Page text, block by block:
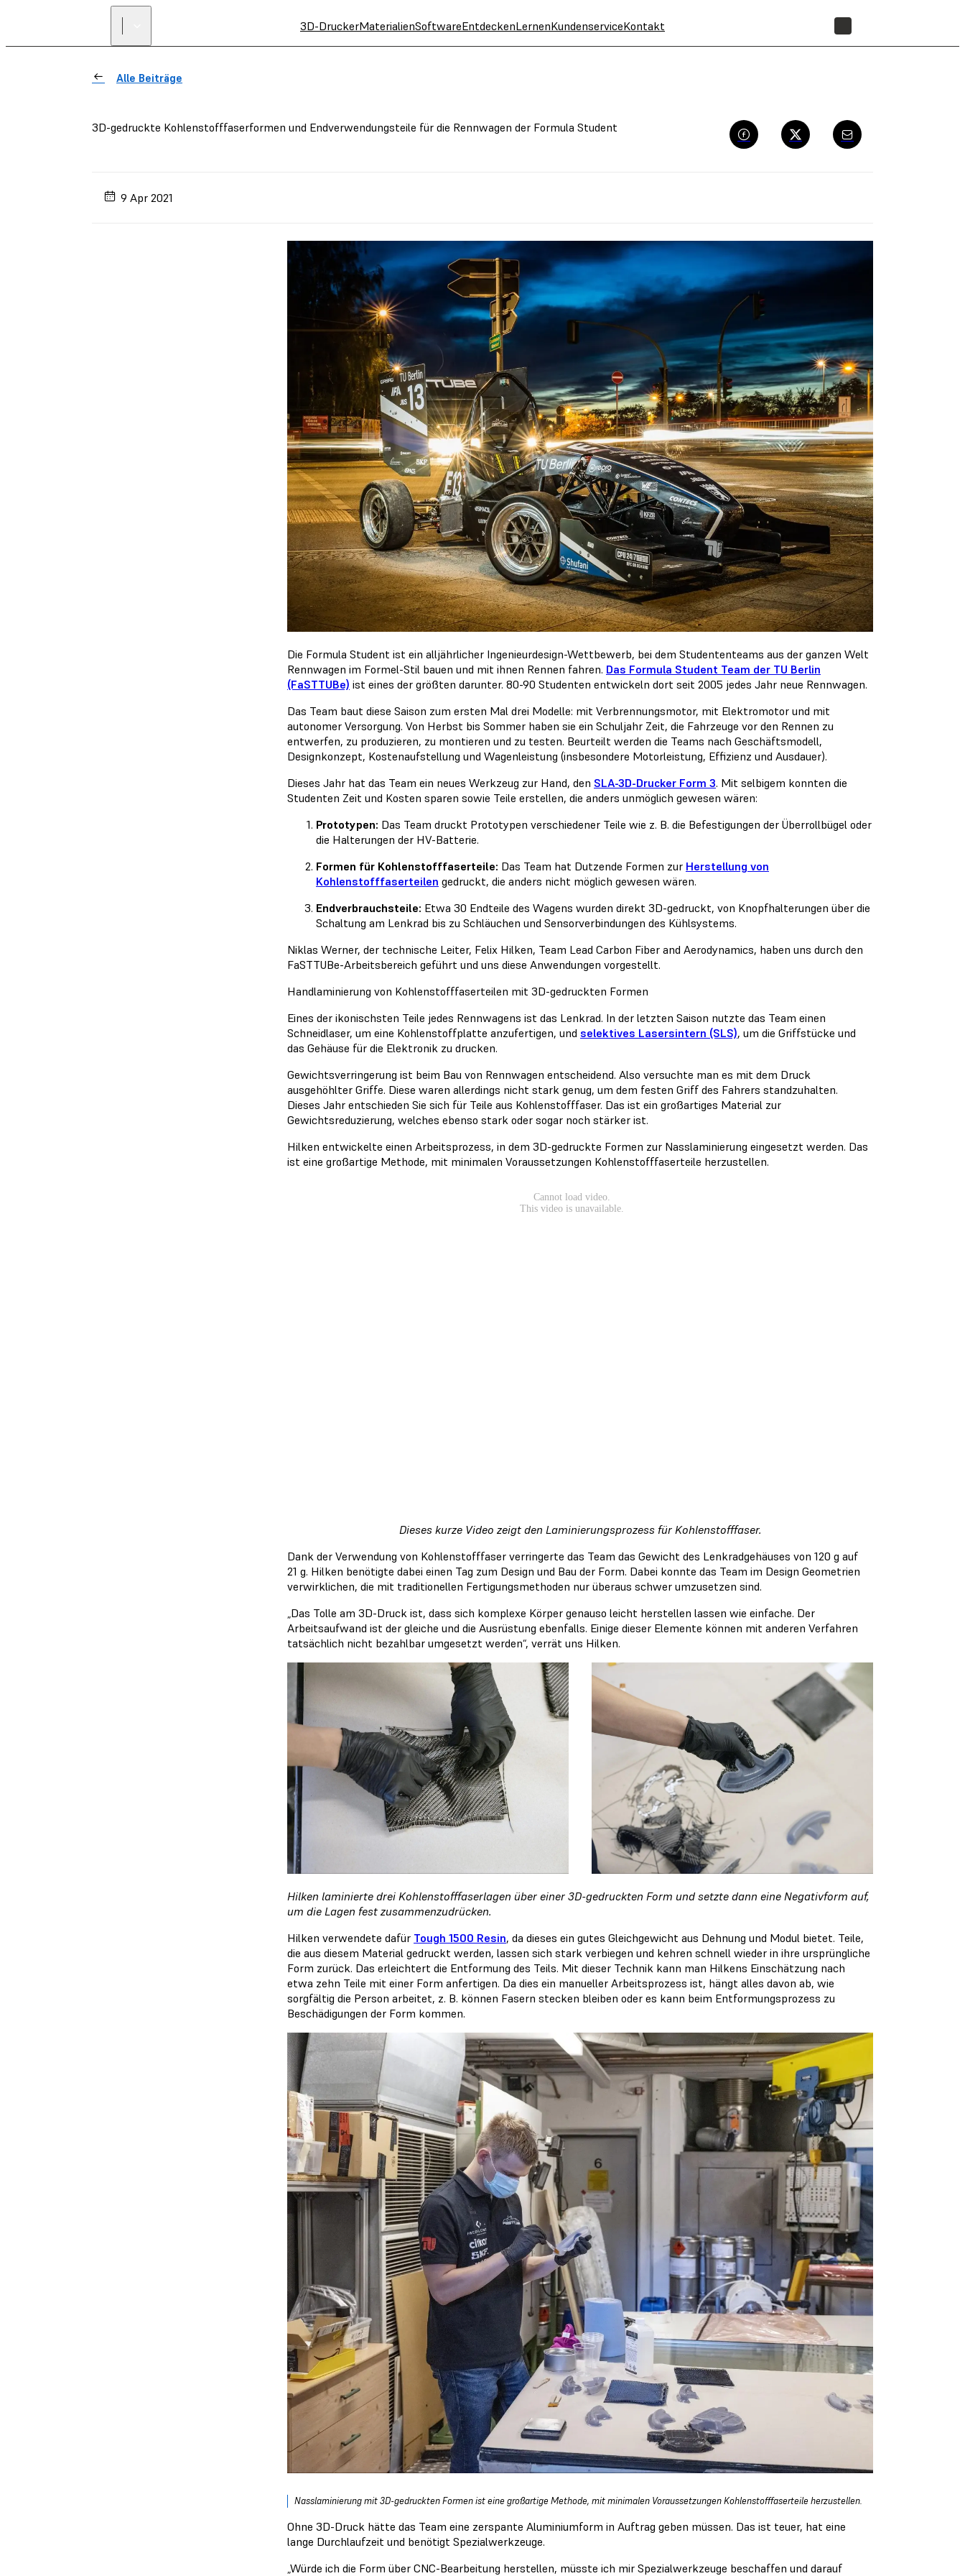
3D-DruckerMaterialienSoftwareEntdeckenLernenKundenserviceKontakt
Alle Beiträge
3D-gedruckte Kohlenstofffaserformen und Endverwendungsteile für die Rennwagen der Formula Student
9 Apr 2021
Die Formula Student ist ein alljährlicher Ingenieurdesign-Wettbewerb, bei dem Studententeams aus der ganzen Welt
Rennwagen im Formel-Stil bauen und mit ihnen Rennen fahren. Das Formula Student Team der TU Berlin
(FaSTTUBe) ist eines der größten darunter. 80-90 Studenten entwickeln dort seit 2005 jedes Jahr neue Rennwagen.
Das Team baut diese Saison zum ersten Mal drei Modelle: mit Verbrennungsmotor, mit Elektromotor und mit
autonomer Versorgung. Von Herbst bis Sommer haben sie ein Schuljahr Zeit, die Fahrzeuge vor den Rennen zu
entwerfen, zu produzieren, zu montieren und zu testen. Beurteilt werden die Teams nach Geschäftsmodell,
Designkonzept, Kostenaufstellung und Wagenleistung (insbesondere Motorleistung, Effizienz und Ausdauer).
Dieses Jahr hat das Team ein neues Werkzeug zur Hand, den SLA-3D-Drucker Form 3. Mit selbigem konnten die
Studenten Zeit und Kosten sparen sowie Teile erstellen, die anders unmöglich gewesen wären:
Prototypen: Das Team druckt Prototypen verschiedener Teile wie z. B. die Befestigungen der Überrollbügel oder
die Halterungen der HV-Batterie.
Formen für Kohlenstofffaserteile: Das Team hat Dutzende Formen zur Herstellung von
Kohlenstofffaserteilen gedruckt, die anders nicht möglich gewesen wären.
Endverbrauchsteile: Etwa 30 Endteile des Wagens wurden direkt 3D-gedruckt, von Knopfhalterungen über die
Schaltung am Lenkrad bis zu Schläuchen und Sensorverbindungen des Kühlsystems.
Niklas Werner, der technische Leiter, Felix Hilken, Team Lead Carbon Fiber and Aerodynamics, haben uns durch den
FaSTTUBe-Arbeitsbereich geführt und uns diese Anwendungen vorgestellt.
Handlaminierung von Kohlenstofffaserteilen mit 3D-gedruckten Formen
Eines der ikonischsten Teile jedes Rennwagens ist das Lenkrad. In der letzten Saison nutzte das Team einen
Schneidlaser, um eine Kohlenstoffplatte anzufertigen, und selektives Lasersintern (SLS), um die Griffstücke und
das Gehäuse für die Elektronik zu drucken.
Gewichtsverringerung ist beim Bau von Rennwagen entscheidend. Also versuchte man es mit dem Druck
ausgehöhlter Griffe. Diese waren allerdings nicht stark genug, um dem festen Griff des Fahrers standzuhalten.
Dieses Jahr entschieden Sie sich für Teile aus Kohlenstofffaser. Das ist ein großartiges Material zur
Gewichtsreduzierung, welches ebenso stark oder sogar noch stärker ist.
Hilken entwickelte einen Arbeitsprozess, in dem 3D-gedruckte Formen zur Nasslaminierung eingesetzt werden. Das
ist eine großartige Methode, mit minimalen Voraussetzungen Kohlenstofffaserteile herzustellen.
Dieses kurze Video zeigt den Laminierungsprozess für Kohlenstofffaser.
Dank der Verwendung von Kohlenstofffaser verringerte das Team das Gewicht des Lenkradgehäuses von 120 g auf
21 g. Hilken benötigte dabei einen Tag zum Design und Bau der Form. Dabei konnte das Team im Design Geometrien
verwirklichen, die mit traditionellen Fertigungsmethoden nur überaus schwer umzusetzen sind.
„Das Tolle am 3D-Druck ist, dass sich komplexe Körper genauso leicht herstellen lassen wie einfache. Der
Arbeitsaufwand ist der gleiche und die Ausrüstung ebenfalls. Einige dieser Elemente können mit anderen Verfahren
tatsächlich nicht bezahlbar umgesetzt werden“, verrät uns Hilken.
Hilken laminierte drei Kohlenstofffaserlagen über einer 3D-gedruckten Form und setzte dann eine Negativform auf,
um die Lagen fest zusammenzudrücken.
Hilken verwendete dafür Tough 1500 Resin, da dieses ein gutes Gleichgewicht aus Dehnung und Modul bietet. Teile,
die aus diesem Material gedruckt werden, lassen sich stark verbiegen und kehren schnell wieder in ihre ursprüngliche
Form zurück. Das erleichtert die Entformung des Teils. Mit dieser Technik kann man Hilkens Einschätzung nach
etwa zehn Teile mit einer Form anfertigen. Da dies ein manueller Arbeitsprozess ist, hängt alles davon ab, wie
sorgfältig die Person arbeitet, z. B. können Fasern stecken bleiben oder es kann beim Entformungsprozess zu
Beschädigungen der Form kommen.
Nasslaminierung mit 3D-gedruckten Formen ist eine großartige Methode, mit minimalen Voraussetzungen Kohlenstofffaserteile herzustellen.
Ohne 3D-Druck hätte das Team eine zerspante Aluminiumform in Auftrag geben müssen. Das ist teuer, hat eine
lange Durchlaufzeit und benötigt Spezialwerkzeuge.
„Würde ich die Form über CNC-Bearbeitung herstellen, müsste ich mir Spezialwerkzeuge beschaffen und darauf